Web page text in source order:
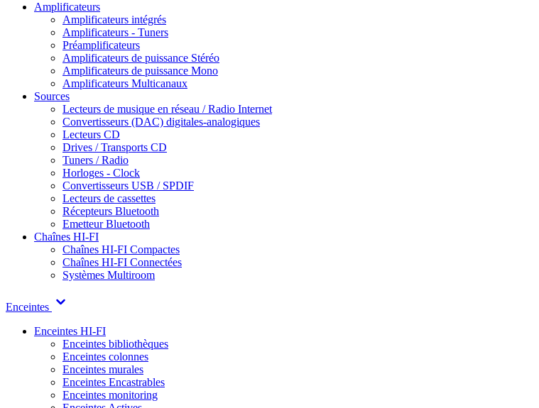
Amplificateurs
Amplificateurs intégrés
Amplificateurs - Tuners
Préamplificateurs
Amplificateurs de puissance Stéréo
Amplificateurs de puissance Mono
Amplificateurs Multicanaux
Sources
Lecteurs de musique en réseau / Radio Internet
Convertisseurs (DAC) digitales-analogiques
Lecteurs CD
Drives / Transports CD
Tuners / Radio
Horloges - Clock
Convertisseurs USB / SPDIF
Lecteurs de cassettes
Récepteurs Bluetooth
Emetteur Bluetooth
Chaînes HI-FI
Chaînes HI-FI Compactes
Chaînes HI-FI Connectées
Systèmes Multiroom
Enceintes
Enceintes HI-FI
Enceintes bibliothèques
Enceintes colonnes
Enceintes murales
Enceintes Encastrables
Enceintes monitoring